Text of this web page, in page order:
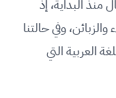
البداية، إذ
وفي حالتنا
العربية التي